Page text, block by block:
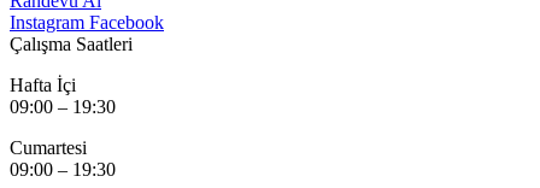
Instagram Facebook
Çalışma Saatleri
Hafta İçi
09:00 – 19:30
Cumartesi
09:00 – 19:30